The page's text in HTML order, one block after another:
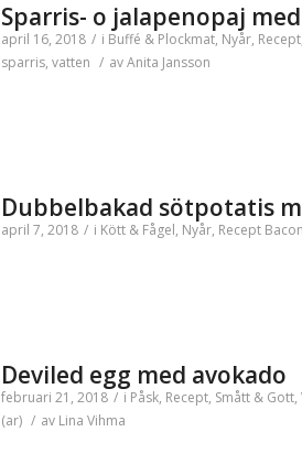
Sparris- o jalapenopaj
april 16, 2018 / i Buffé & Plockmat, Nyår, Recept,
sparris, vatten / avAnita Jansson
Dubbelbakad sötpotatis
april 7, 2018 / i Kött & Fågel, Nyår, Recept Bacon
Deviled egg med avokado
februari 21, 2018 / i Påsk, Recept, Smått & Gott,
(ar) / av Lina Vihma